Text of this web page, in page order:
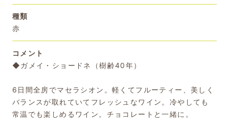
種類
赤
コメント
◆ガメイ・ショードネ（樹齢40年）
6日間全房でマセラシオン。軽くてフルーティー、美しく
バランスが取れていてフレッシュなワイン。冷やしても
常温でも楽しめるワイン。チョコレートと一緒に。